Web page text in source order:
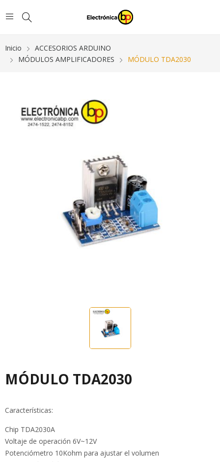
Inicio
ACCESORIOS ARDUINO
MÓDULOS AMPLIFICADORES
MÓDULO TDA2030
MÓDULO TDA2030
Características:
Chip TDA2030A
Voltaje de operación 6V~12V
Potenciómetro 10Kohm para ajustar el volumen